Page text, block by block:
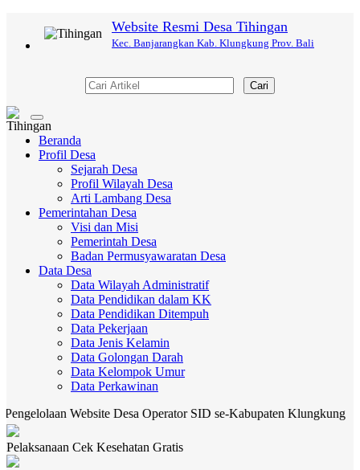
Website Resmi Desa Tihingan
Kec. Banjarangkan Kab. Klungkung Prov. Bali
Cari
Toggle
navigation
Beranda
Profil Desa
Sejarah Desa
Profil Wilayah Desa
Arti Lambang Desa
Pemerintahan Desa
Visi dan Misi
Pemerintah Desa
Badan Permusyawaratan Desa
Data Desa
Data Wilayah Administratif
Data Pendidikan dalam KK
Data Pendidikan Ditempuh
Data Pekerjaan
Data Jenis Kelamin
Data Golongan Darah
Data Kelompok Umur
Data Perkawinan
Website Desa Operator SID se-Kabupaten Klungkung
Pelaksanaan Cek Kesehatan Gratis